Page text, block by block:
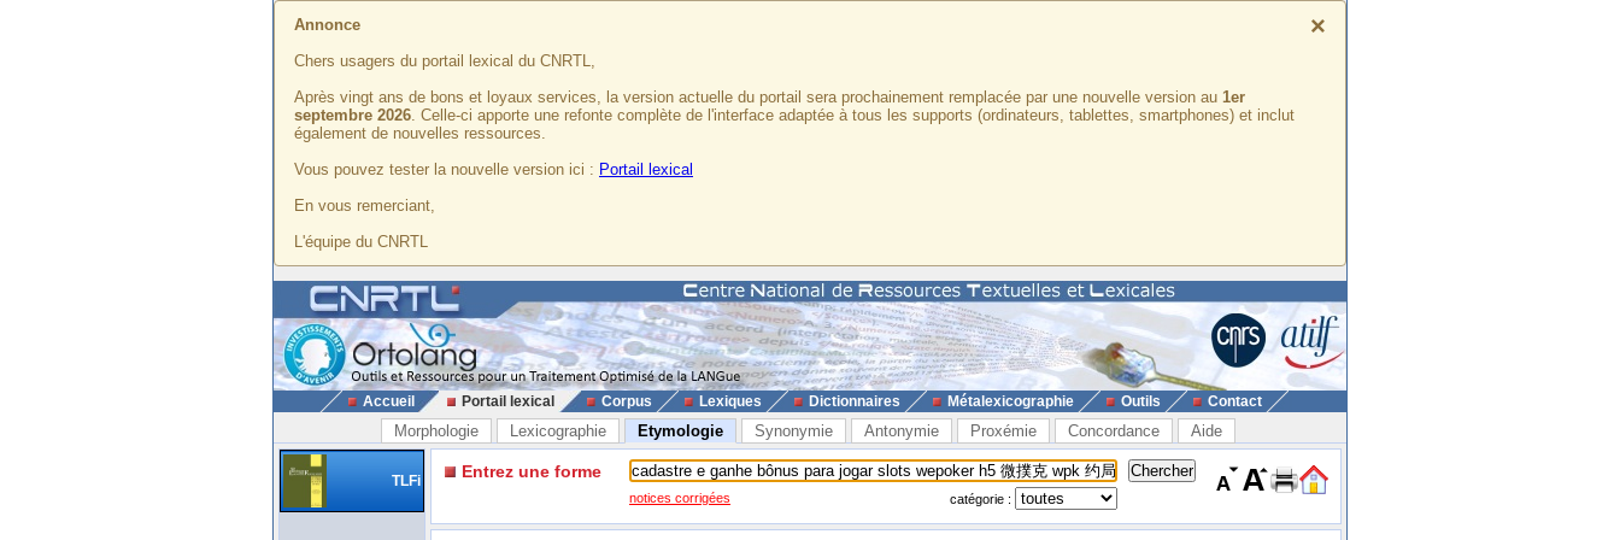
×
Annonce
Chers usagers du portail lexical du CNRTL,
Après vingt ans de bons et loyaux services, la version actuelle du portail sera prochainement remplacée par une nouvelle version au 1er
septembre 2026. Celle-ci apporte une refonte complète de l'interface adaptée à tous les supports (ordinateurs, tablettes, smartphones) et inclut
également de nouvelles ressources.
Vous pouvez tester la nouvelle version ici : Portail lexical
En vous remerciant,
L'équipe du CNRTL
Accueil Portail lexical Corpus Lexiques Dictionnaires Métalexicographie Outils Contact
Morphologie Lexicographie Etymologie Synonymie Antonymie Proxémie Concordance Aide
TLFi Entrez une forme
notices corrigées catégorie :